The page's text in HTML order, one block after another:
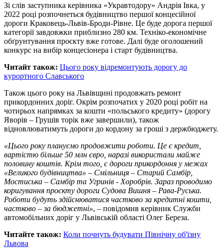
Зі слів заступника керівника «Укравтодору» Андрія Івка, у
2022 році розпочнеться будівництво першої концесійної
дороги Краковець-Львів-Броди-Рівне. Це буде дорога першої
категорії завдовжки приблизно 280 км. Техніко-економічне
обґрунтування проєкту вже готове. Далі буде оголошений
конкурс на вибір концесіонера і старт будівництва.
Читайт також: Цього року відремонтують дорогу до
курортного Славського
Також цього року на Львівщині продовжать ремонт
прикордонних доріг. Окрім розпочатих у 2020 році робіт на
чотирьох напрямках за кошти «польського кредиту» (дорогу
Яворів – Грушів торік вже завершили), також
відновлюватимуть дороги до кордону за гроші з держбюджету.
«Цього року плануємо продовжити роботи. Це є кредит,
вартістю більше 50 млн євро, наразі використали майже
половину коштів. Крім того, є дороги прикордоння у межах
«Великого будівництва» – Смільниця – Старий Самбір,
Мостиська – Самбір та Угринів - Хоробрів. Зараз проводимо
коригування проєкту дороги Судова Вишня – Рава-Руська.
Роботи будуть здійснюватися частково за кредитні кошти,
частково – за бюджетні», – повідомив керівник Служби
автомобільних доріг у Львівській області Олег Береза.
Читайте також: Коли почнуть будувати Північну об'їзну
Львова